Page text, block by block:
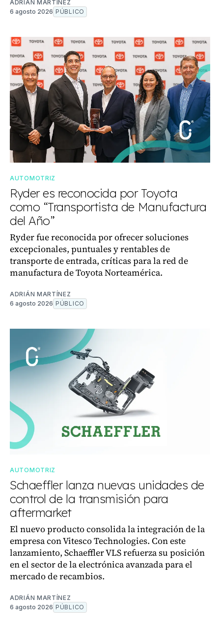
ADRIÁN MARTÍNEZ
6 agosto 2026 PÚBLICO
AUTOMOTRIZ
Ryder es reconocida por Toyota
como “Transportista de Manufactura
del Año”
Ryder fue reconocida por ofrecer soluciones
excepcionales, puntuales y rentables de
transporte de entrada, críticas para la red de
manufactura de Toyota Norteamérica.
ADRIÁN MARTÍNEZ
6 agosto 2026 PÚBLICO
AUTOMOTRIZ
Schaeffler lanza nuevas unidades de
control de la transmisión para
aftermarket
El nuevo producto consolida la integración de la
empresa con Vitesco Technologies. Con este
lanzamiento, Schaeffler VLS refuerza su posición
en el sector de la electrónica avanzada para el
mercado de recambios.
ADRIÁN MARTÍNEZ
6 agosto 2026 PÚBLICO